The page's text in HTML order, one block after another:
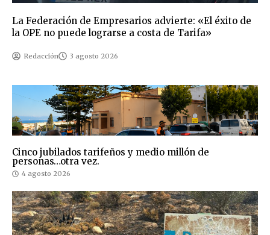
La Federación de Empresarios advierte: «El éxito de
la OPE no puede lograrse a costa de Tarifa»
Redacción 3 agosto 2026
Cinco jubilados tarifeños y medio millón de
personas…otra vez.
4 agosto 2026